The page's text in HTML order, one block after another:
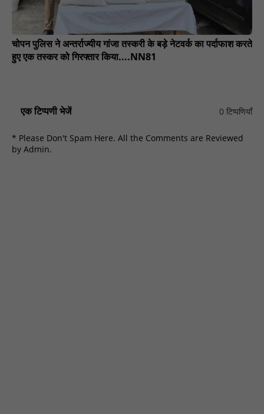
चोपन पुलिस ने अन्तर्राज्यीय गांजा तस्करी के बड़े नेटवर्क का पर्दाफाश करते
हुए एक तस्कर को गिरफ्तार किया....NN81
एक टिप्पणी भेजें 0 टिप्पणियाँ
* Please Don't Spam Here. All the Comments are Reviewed
by Admin.